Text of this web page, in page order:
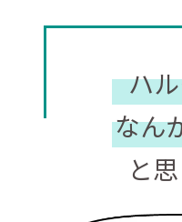
ハ
なん
と